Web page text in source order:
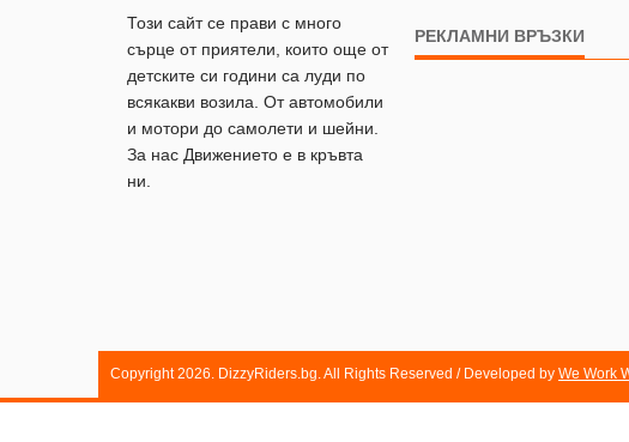
Този сайт се прави с много
сърце от приятели, които още от
детските си години са луди по
всякакви возила. От автомобили
и мотори до самолети и шейни.
За нас Движението е в кръвта
ни.
РЕКЛАМНИ ВРЪЗКИ
Copyright 2026. DizzyRiders.bg. All Rights Reserved / Developed by We Work